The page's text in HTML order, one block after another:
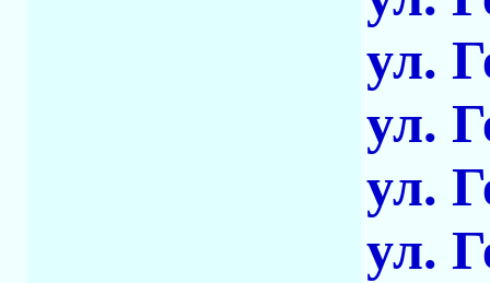
ул.
ул.
ул.
ул.